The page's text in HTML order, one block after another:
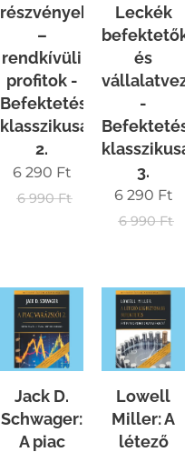
részvények
–
rendkívüli
profitok -
Befektetések
klasszikusai
2.
6 290 Ft
6 990Ft
Leckék
és
-
klasszikusai
3.
6 290 Ft
6 990Ft
Jack D.
Schwager:
A piac
Lowell
Miller: A
létező